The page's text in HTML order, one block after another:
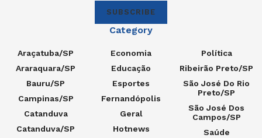
SUBSCRIBE
Category
Araçatuba/SP
Araraquara/SP
Bauru/SP
Campinas/SP
Catanduva
Catanduva/SP
Economia
Educação
Esportes
Fernandópolis
Geral
Hotnews
Política
Ribeirão Preto/SP
São José Do Rio
Preto/SP
São José Dos
Campos/SP
Saúde